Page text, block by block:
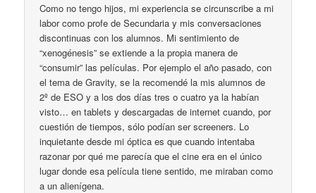
Como no tengo hijos, mi experiencia se circunscribe a mi
labor como profe de Secundaria y mis conversaciones
discontinuas con los alumnos. Mi sentimiento de
“xenogénesis” se extiende a la propia manera de
“consumir” las películas. Por ejemplo el año pasado, con
el tema de Gravity, se la recomendé la mis alumnos de
2º de ESO y a los dos días tres o cuatro ya la habían
visto… en tablets y descargadas de internet cuando, por
cuestión de tiempos, sólo podían ser screeners. Lo
inquietante desde mi óptica es que cuando intentaba
razonar por qué me parecía que el cine era en el único
lugar donde esa película tiene sentido, me miraban como
a un alienígena.